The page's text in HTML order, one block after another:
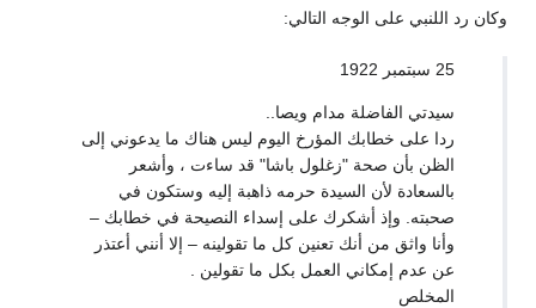
وكان رد اللنبي على الوجه التالي:
25 سبتمبر 1922
سيدتي الفاضلة مدام ويصا..
ردا على خطابك المؤرخ اليوم ليس هناك ما يدعوني إلى
الظن بأن صحة "زغلول باشا" قد ساءت ، وأشعر
بالسعادة لأن السيدة حرمه ذاهبة إليه وستكون في
صحبته. وإذ أشكرك على إسداء النصيحة في خطابك –
وأنا واثق من أنك تعنين كل ما تقولينه – إلا أنني أعتذر
عن عدم إمكاني العمل بكل ما تقولين .
المخلص